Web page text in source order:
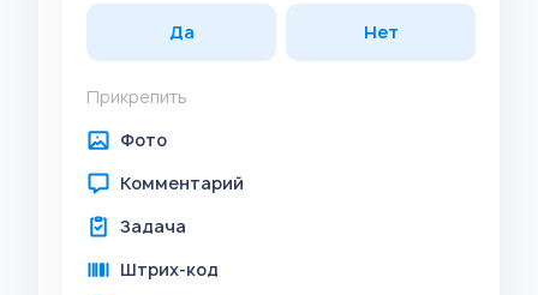
Да Нет
Прикрепить
Фото
Комментарий
Задача
Штрих-код